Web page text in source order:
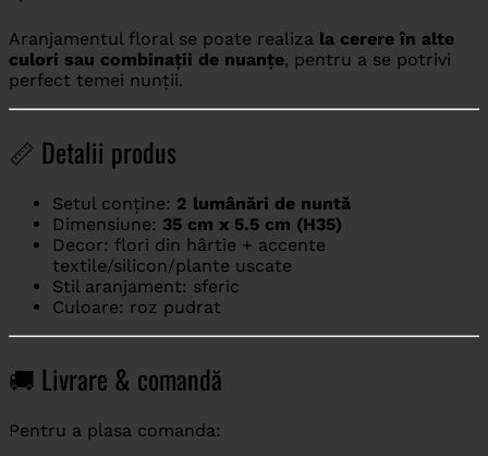
Aranjamentul floral se poate realiza la cerere în alte
culori sau combinații de nuanțe, pentru a se potrivi
perfect temei nunții.
📏 Detalii produs
Setul conține: 2 lumânări de nuntă
Dimensiune: 35 cm x 5.5 cm (H35)
Decor: flori din hârtie + accente
textile/silicon/plante uscate
Stil aranjament: sferic
Culoare: roz pudrat
🚚 Livrare & comandă
Pentru a plasa comanda: